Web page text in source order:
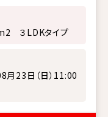
３LDKタイプ
23日（日）11:00